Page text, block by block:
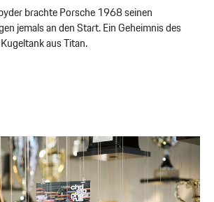
brachte Porsche 1968 seinen
jemals an den Start. Ein Geheimnis des
aus Titan.